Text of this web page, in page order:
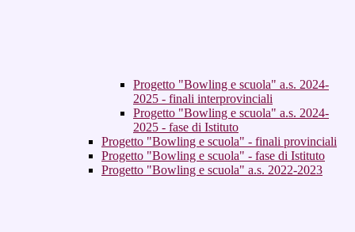
Progetto "Bowling e scuola" a.s. 2024-
2025 - finali interprovinciali
Progetto "Bowling e scuola" a.s. 2024-
2025 - fase di Istituto
Progetto "Bowling e scuola" - finali provinciali
Progetto "Bowling e scuola" - fase di Istituto
Progetto "Bowling e scuola" a.s. 2022-2023